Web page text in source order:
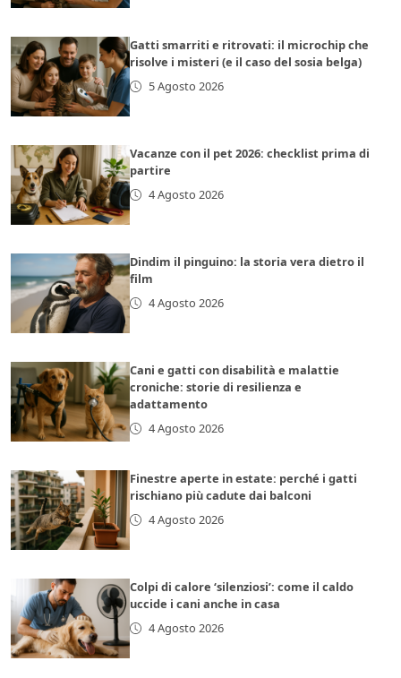
Gatti smarriti e ritrovati: il microchip che
risolve i misteri (e il caso del sosia belga)
5 Agosto 2026
Vacanze con il pet 2026: checklist prima di
partire
4 Agosto 2026
Dindim il pinguino: la storia vera dietro il
film
4 Agosto 2026
Cani e gatti con disabilità e malattie
croniche: storie di resilienza e
adattamento
4 Agosto 2026
Finestre aperte in estate: perché i gatti
rischiano più cadute dai balconi
4 Agosto 2026
Colpi di calore ‘silenziosi’: come il caldo
uccide i cani anche in casa
4 Agosto 2026